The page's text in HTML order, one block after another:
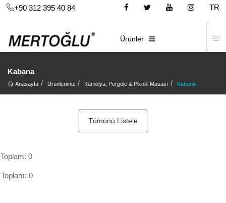
+90 312 395 40 84
TR
Ürünler
Kabana
Anasayfa Ürünlerimiz Kamelya, Pergole & Piknik Masası Kabana
Tümünü Listele
Toplam: 0
Toplam: 0